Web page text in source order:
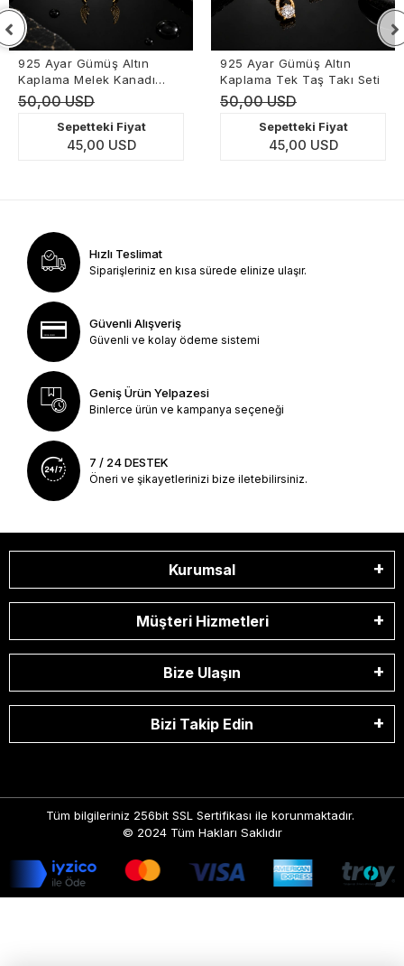
925 Ayar Gümüş Altın
Kaplama Melek Kanadı
Takı Seti
50,00 USD
Sepetteki Fiyat
45,00 USD
925 Ayar Gümüş Altın
Kaplama Tek Taş Takı Seti
50,00 USD
Sepetteki Fiyat
45,00 USD
Hızlı Teslimat
Siparişleriniz en kısa sürede elinize ulaşır.
Güvenli Alışveriş
Güvenli ve kolay ödeme sistemi
Geniş Ürün Yelpazesi
Binlerce ürün ve kampanya seçeneği
7 / 24 DESTEK
Öneri ve şikayetlerinizi bize iletebilirsiniz.
Kurumsal
Müşteri Hizmetleri
Bize Ulaşın
Bizi Takip Edin
Tüm bilgileriniz 256bit SSL Sertifikası ile korunmaktadır.
© 2024 Tüm Hakları Saklıdır